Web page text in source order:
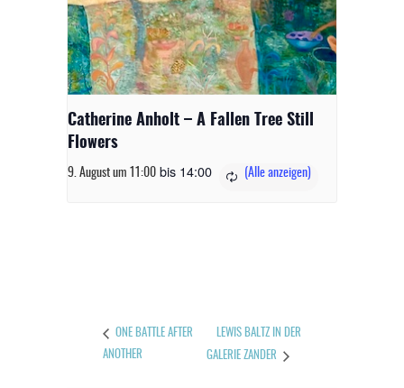
Catherine Anholt – A Fallen Tree Still
Flowers
9. August um 11:00 bis 14:00
ONE BATTLE AFTER
ANOTHER
LEWIS BALTZ IN DER
GALERIE ZANDER